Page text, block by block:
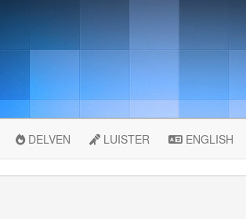
DELVEN LUISTER ENGLISH